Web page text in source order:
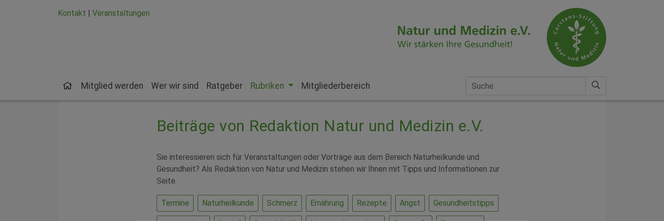
Kontakt | Veranstaltungen
Mitglied werden Wer wir sind Ratgeber Rubriken Mitgliederbereich
Suche nach
Beiträge von Redaktion Natur und Medizin e.V.
Sie interessieren sich für Veranstaltungen oder Vorträge aus dem Bereich Naturheilkunde und
Gesundheit? Als Redaktion von Natur und Medizin stehen wir Ihnen mit Tipps und Informationen zur
Seite.
Termine Naturheilkunde Schmerz Ernährung Rezepte Angst Gesundheitstipps